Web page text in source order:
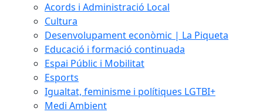
Acords i Administració Local
Cultura
Desenvolupament econòmic | La Piqueta
Educació i formació continuada
Espai Públic i Mobilitat
Esports
Igualtat, feminisme i polítiques LGTBI+
Medi Ambient